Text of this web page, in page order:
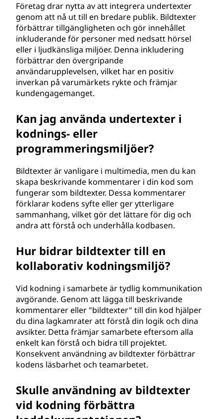
Företag drar nytta av att integrera undertexter
genom att nå ut till en bredare publik. Bildtexter
förbättrar tillgängligheten och gör innehållet
inkluderande för personer med nedsatt hörsel
eller i ljudkänsliga miljöer. Denna inkludering
förbättrar den övergripande
användarupplevelsen, vilket har en positiv
inverkan på varumärkets rykte och främjar
kundengagemanget.
Kan jag använda undertexter i
kodnings- eller
programmeringsmiljöer?
Bildtexter är vanligare i multimedia, men du kan
skapa beskrivande kommentarer i din kod som
fungerar som bildtexter. Dessa kommentarer
förklarar kodens syfte eller ger ytterligare
sammanhang, vilket gör det lättare för dig och
andra att förstå och underhålla kodbasen.
Hur bidrar bildtexter till en
kollaborativ kodningsmiljö?
Vid kodning i samarbete är tydlig kommunikation
avgörande. Genom att lägga till beskrivande
kommentarer eller "bildtexter" till din kod hjälper
du dina lagkamrater att förstå din logik och dina
avsikter. Detta främjar samarbete eftersom alla
enkelt kan förstå och bidra till projektet.
Konsekvent användning av bildtexter förbättrar
kodens läsbarhet och teamarbetet.
Skulle användning av bildtexter
vid kodning förbättra